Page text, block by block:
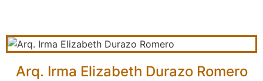
Arq. Irma Elizabeth Durazo Romero